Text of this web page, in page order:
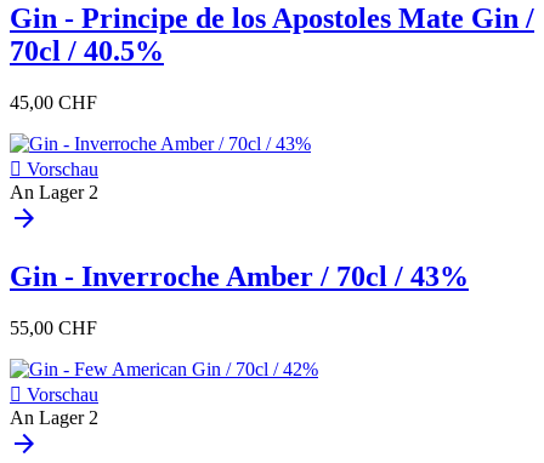
Gin - Principe de los Apostoles Mate Gin /
70cl / 40.5%
45,00 CHF
 Vorschau
An Lager 2
arrow_forward
Gin - Inverroche Amber / 70cl / 43%
55,00 CHF
 Vorschau
An Lager 2
arrow_forward